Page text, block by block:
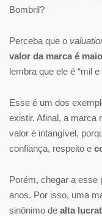
Bombril?
Perceba que o
valor da marca é
lembra que ele é “mil
Esse é um dos
existir. Afinal, a marca
valor é intangível,
confiança, respeito e
Porém, chegar a esse
anos. Por isso, uma
sinônimo de alta